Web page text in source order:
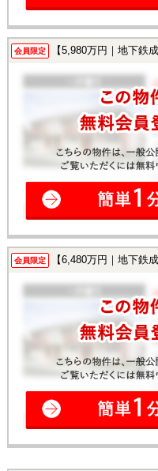
会員限定 【5,980万円｜地下鉄成増
会員限定 【6,480万円｜地下鉄成増